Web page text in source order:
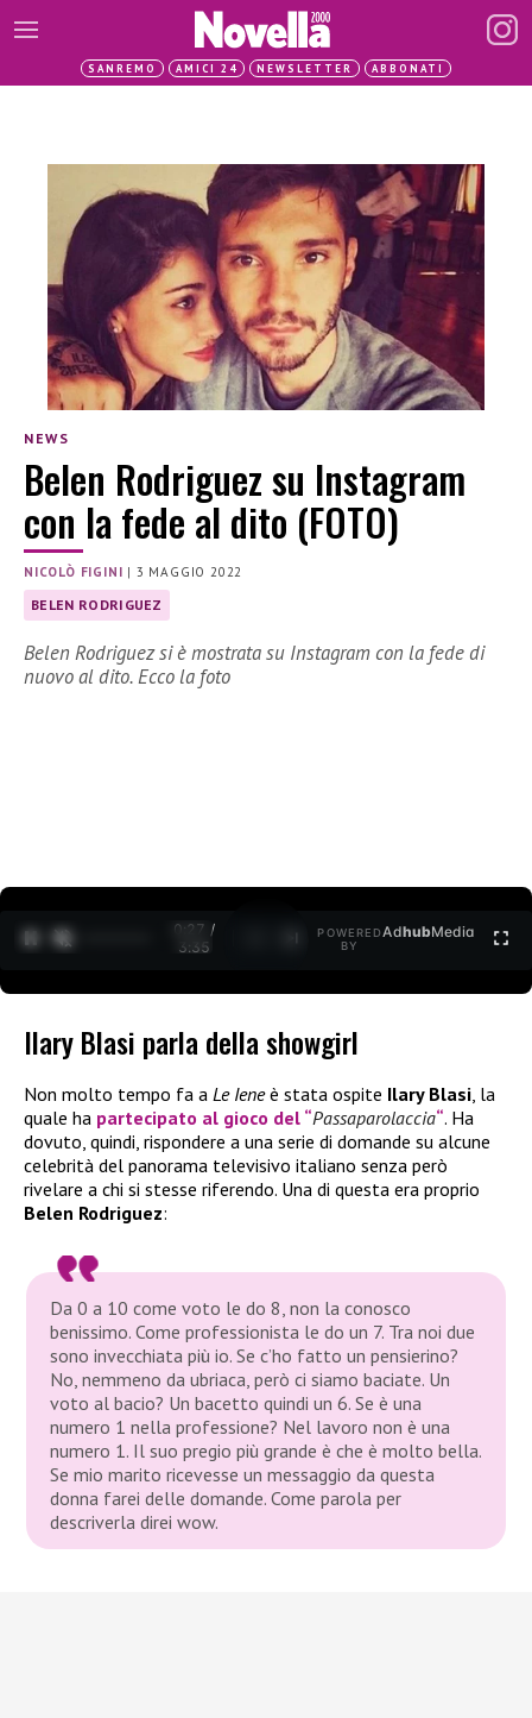
SANREMO AMICI 24 NEWSLETTER ABBONATI
NEWS
Belen Rodriguez su Instagram
con la fede al dito (FOTO)
NICOLÒ FIGINI | 3 MAGGIO 2022
BELEN RODRIGUEZ
Belen Rodriguez si è mostrata su Instagram con la fede di
nuovo al dito. Ecco la foto
0:27 /
3:35
POWERED
BY
AdhubMedia
Ilary Blasi parla della showgirl
Non molto tempo fa a Le Ieneè stata ospite Ilary Blasi, la
quale ha partecipato al gioco del “Passaparolaccia“. Ha
dovuto, quindi, rispondere a una serie di domande su alcune
celebrità del panorama televisivo italiano senza però
rivelare a chi si stesse riferendo. Una di questa era proprio
Belen Rodriguez:
Da 0 a 10 come voto le do 8, non la conosco
benissimo. Come professionista le do un 7. Tra noi due
sono invecchiata più io. Se c’ho fatto un pensierino?
No, nemmeno da ubriaca, però ci siamo baciate. Un
voto al bacio? Un bacetto quindi un 6. Se è una
numero 1 nella professione? Nel lavoro non è una
numero 1. Il suo pregio più grande è che è molto bella.
Se mio marito ricevesse un messaggio da questa
donna farei delle domande. Come parola per
descriverla direi wow.